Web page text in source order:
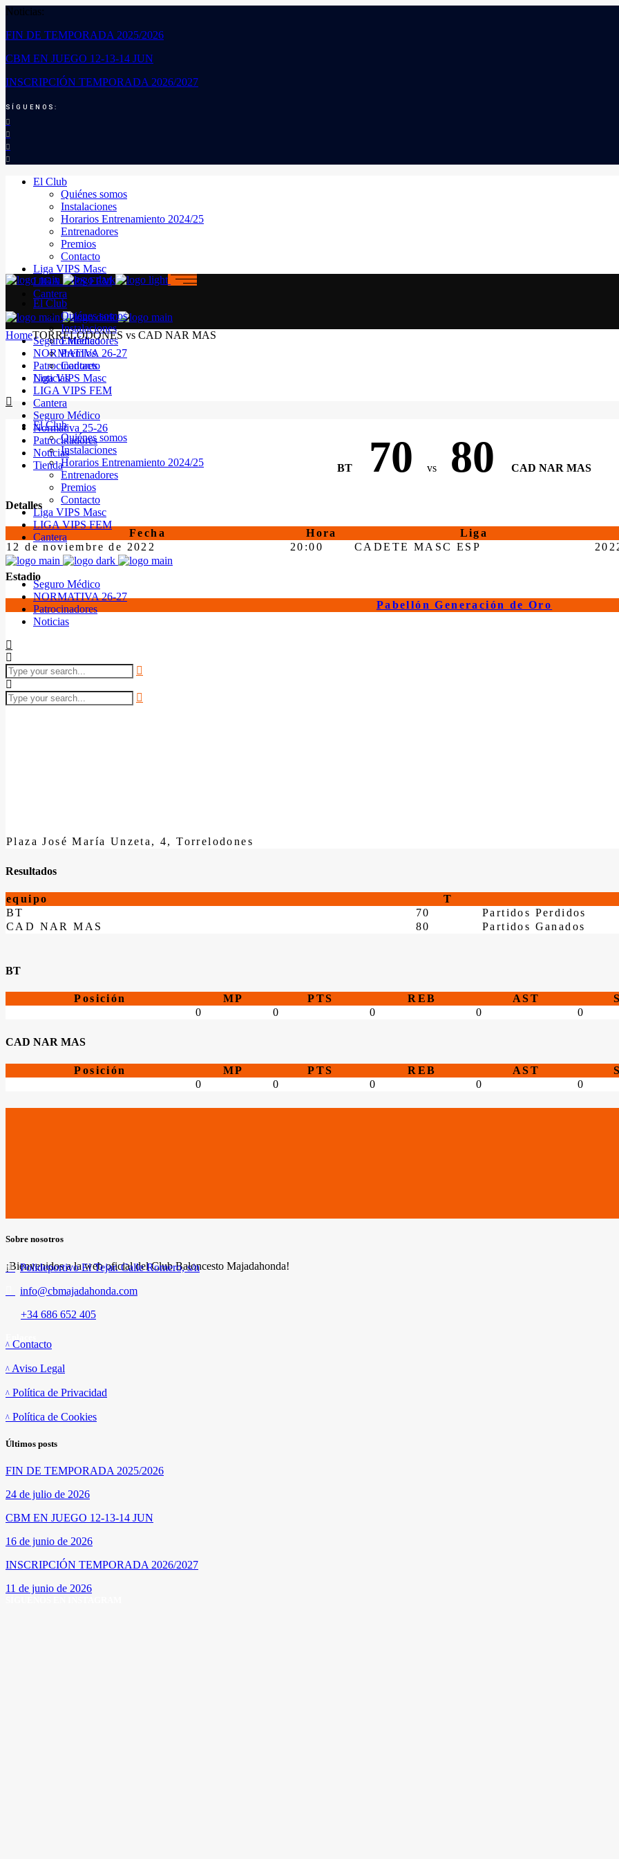
Noticias:
FIN DE TEMPORADA 2025/2026
CBM EN JUEGO 12-13-14 JUN
INSCRIPCIÓN TEMPORADA 2026/2027
SÍGUENOS:
El Club
Quiénes somos
Instalaciones
Horarios Entrenamiento 2024/25
Entrenadores
Premios
Contacto
Liga VIPS Masc
LIGA VIPS FEM
Cantera
Seguro Médico
NORMATIVA 26-27
Patrocinadores
Noticias
El Club
Quiénes somos
Instalaciones
Horarios Entrenamiento 2024/25
Entrenadores
Premios
Contacto
Liga VIPS Masc
LIGA VIPS FEM
Cantera
Seguro Médico
NORMATIVA 26-27
Patrocinadores
Noticias
El Club
Quiénes somos
Instalaciones
Entrenadores
Premios
Contacto
Liga VIPS Masc
LIGA VIPS FEM
Cantera
Seguro Médico
Normativa 25-26
Patrocinadores
Noticias
Tienda
HomeTORRELODONES vs CAD NAR MAS
BT 70 vs 80 CAD NAR MAS
Detalles
Fecha Hora Liga
12 de noviembre de 2022
20:00 CADETE MASC ESP
Estadio
Pabellón Generación de Oro
Plaza José María Unzeta, 4, Torrelodones
Resultados
equipo T
BT
70
Partidos Perdidos
CAD NAR MAS
80 Partidos Ganados
BT
Posición MP PTS REB AST
0
0 0 0 0
CAD NAR MAS
Posición MP PTS REB AST
0
0 0 0 0
Sobre nosotros
¡Bienvenidos a la web oficial del Club Baloncesto Majadahonda!
Polideportivo El Tejar. Calle Romero, s/n
info@cbmajadahonda.com
+34 686 652 405
Contacto
Aviso Legal
Política de Privacidad
Política de Cookies
Últimos posts
FIN DE TEMPORADA 2025/2026
24 de julio de 2026
CBM EN JUEGO 12-13-14 JUN
16 de junio de 2026
INSCRIPCIÓN TEMPORADA 2026/2027
11 de junio de 2026